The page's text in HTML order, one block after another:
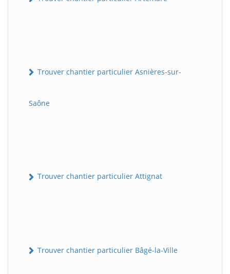
Trouver chantier particulier Asnières-sur-
Saône
Trouver chantier particulier Attignat
Trouver chantier particulier Bâgé-la-Ville